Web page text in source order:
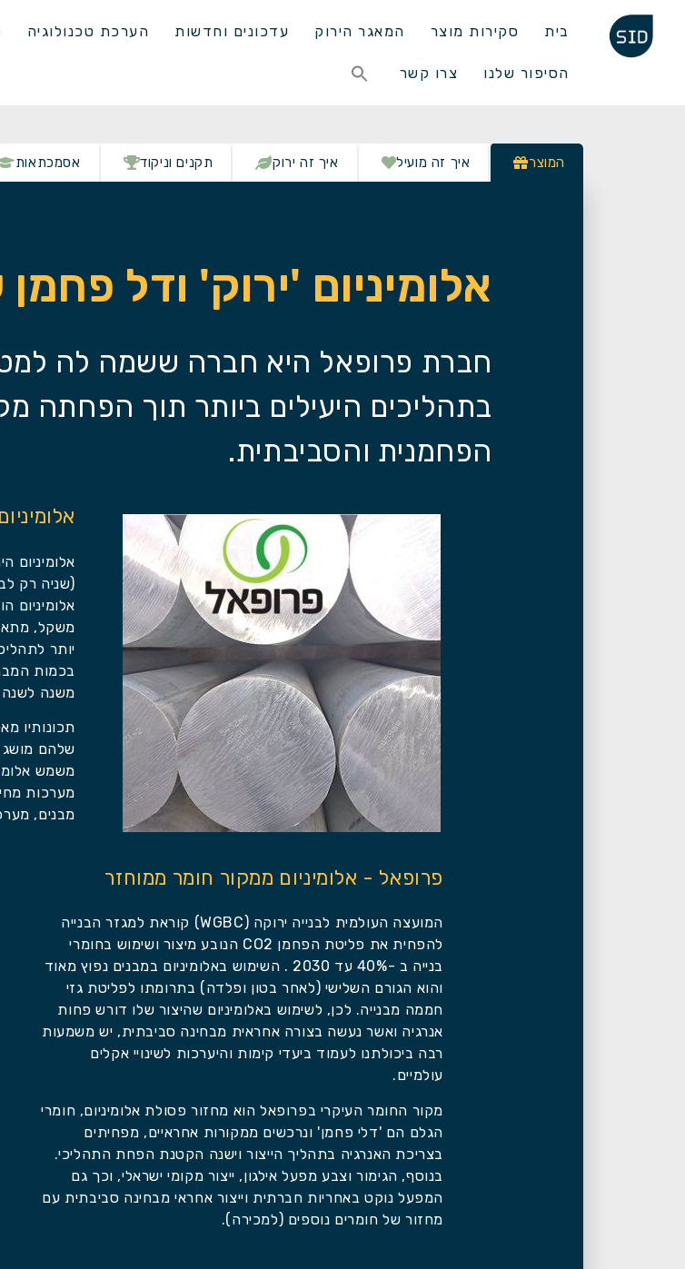
בית סקירות מוצר המאגר הירוק עדכונים וחדשות הערכת טכנולוגיה
הסיפור שלנו צרו קשר
Search
for:
המוצר איך זה מועיל איך זה ירוק תקנים וניקוד אסמכתאות
אלומיניום 'ירוק' ודל
חברת פרופאל היא חברה ששמה לה
בתהליכים היעילים ביותר תוך הפחתה
הפחמנית והסביבתית.
אלומיניום
(שניה רק
אלומיניום
משקל,
יותר
בכמות
משנה
תכונותיו
שלהם
משמש
מערכות
מבנים,
פרופאל - אלומיניום ממקור חומר ממוחזר
המועצה העולמית לבנייה ירוקה (WGBC) קוראת למגזר הבנייה
להפחית את פליטת הפחמן CO2 הנובע מיצור ושימוש בחומרי
בנייה ב -40% עד 2030 . השימוש באלומיניום במבנים נפוץ מאוד
והוא הגורם השלישי (לאחר בטון ופלדה) בתרומתו לפליטת גזי
חממה מבנייה. לכן, לשימוש באלומיניום שהיצור שלו דורש פחות
אנרגיה ואשר נעשה בצורה אחראית מבחינה סביבתית, יש משמעות
רבה ביכולתנו לעמוד ביעדי קימות והיערכות לשינויי אקלים
עולמיים.
מקור החומר העיקרי בפרופאל הוא מחזור פסולת אלומיניום, חומרי
הגלם הם 'דלי פחמן' ונרכשים ממקורות אחראיים, מפחיתים
בצריכת האנרגיה בתהליך הייצור וישנה הקטנת הפחת התהליכי.
בנוסף, הגימור וצבע מפעל אילגון, ייצור מקומי ישראלי, וכך גם
המפעל נוקט באחריות חברתית וייצור אחראי מבחינה סביבתית עם
מחזור של חומרים נוספים (למכירה).